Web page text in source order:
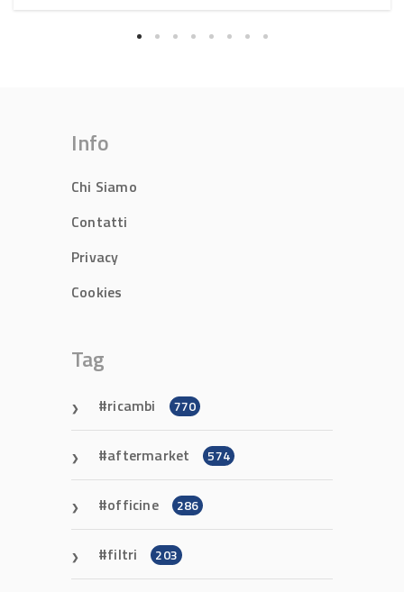
Info
Chi Siamo
Contatti
Privacy
Cookies
Tag
ricambi 770
aftermarket 574
officine 286
filtri 203